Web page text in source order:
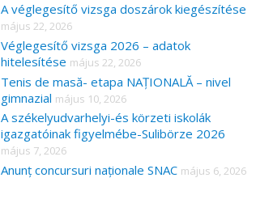
A véglegesítő vizsga doszárok kiegészítése
május 22, 2026
Véglegesítő vizsga 2026 – adatok
hitelesítése május 22, 2026
Tenis de masă- etapa NAȚIONALĂ – nivel
gimnazial május 10, 2026
A székelyudvarhelyi-és körzeti iskolák
igazgatóinak figyelmébe-Sulibörze 2026
május 7, 2026
Anunț concursuri naționale SNAC május 6, 2026